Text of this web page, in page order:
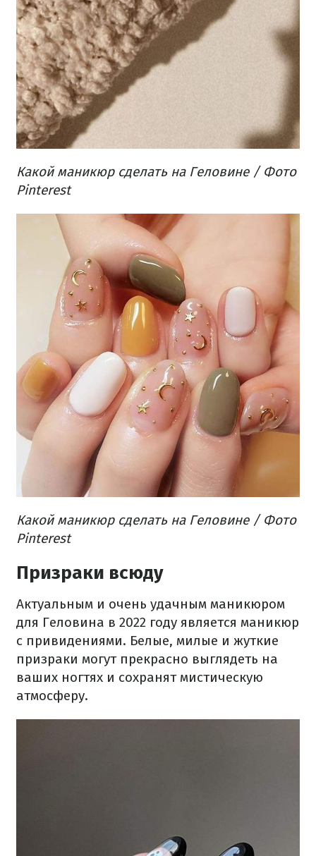
Какой маникюр сделать на Геловине / Фото
Pinterest
Какой маникюр сделать на Геловине / Фото
Pinterest
Призраки всюду
Актуальным и очень удачным маникюром
для Геловина в 2022 году является маникюр
с привидениями. Белые, милые и жуткие
призраки могут прекрасно выглядеть на
ваших ногтях и сохранят мистическую
атмосферу.